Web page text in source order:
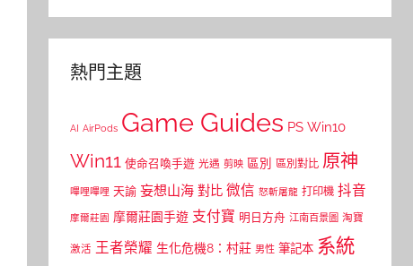
熱門主題
AI AirPods Game Guides PS Win10
Win11 使命召喚手遊 光遇 剪映 區別 區別對比 原神
嗶哩嗶哩 天諭 妄想山海 對比 微信 怒斬屠龍 打印機 抖音
摩爾莊園 摩爾莊園手遊 支付寶 明日方舟 江南百景圖 淘寶
激活 王者榮耀 生化危機8：村莊 男性 筆記本 系統